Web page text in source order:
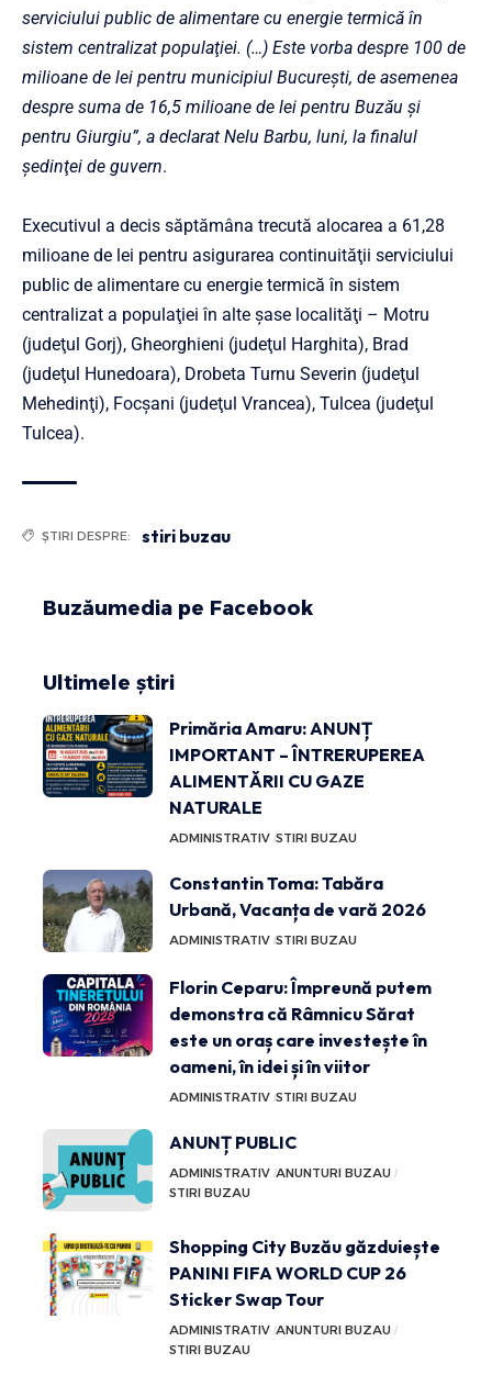
serviciului public de alimentare cu energie termică în
sistem centralizat populaţiei. (…) Este vorba despre 100 de
milioane de lei pentru municipiul Bucureşti, de asemenea
despre suma de 16,5 milioane de lei pentru Buzău şi
pentru Giurgiu”, a declarat Nelu Barbu, luni, la finalul
şedinţei de guvern.
Executivul a decis săptămâna trecută alocarea a 61,28
milioane de lei pentru asigurarea continuităţii serviciului
public de alimentare cu energie termică în sistem
centralizat a populaţiei în alte şase localităţi – Motru
(judeţul Gorj), Gheorghieni (judeţul Harghita), Brad
(judeţul Hunedoara), Drobeta Turnu Severin (judeţul
Mehedinţi), Focşani (judeţul Vrancea), Tulcea (judeţul
Tulcea).
ȘTIRI DESPRE: stiri buzau
Buzăumedia pe Facebook
Ultimele știri
Primăria Amaru: ANUNȚ
IMPORTANT – ÎNTRERUPEREA
ALIMENTĂRII CU GAZE
NATURALE
ADMINISTRATIV STIRI BUZAU
Constantin Toma: Tabăra
Urbană, Vacanța de vară 2026
ADMINISTRATIV STIRI BUZAU
Florin Ceparu: Împreună putem
demonstra că Râmnicu Sărat
este un oraș care investește în
oameni, în idei și în viitor
ADMINISTRATIV STIRI BUZAU
ANUNȚ PUBLIC
ADMINISTRATIV ANUNTURI BUZAU
STIRI BUZAU
Shopping City Buzău găzduiește
PANINI FIFA WORLD CUP 26
Sticker Swap Tour
ADMINISTRATIV ANUNTURI BUZAU
STIRI BUZAU